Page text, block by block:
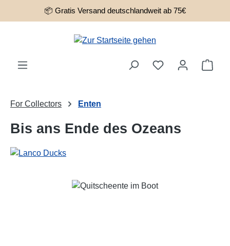
Zum Hauptinhalt springen
📦 Gratis Versand deutschlandweit ab 75€
For Collectors Enten
Bis ans Ende des Ozeans
Bildergalerie überspringen